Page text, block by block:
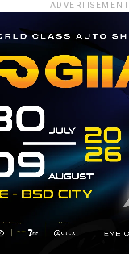
ADVERTISEMENT